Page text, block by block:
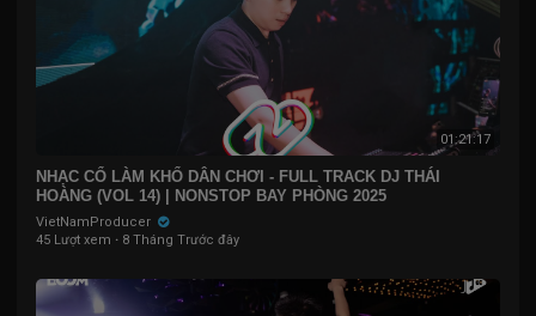
01:21:17
NHẠC CỔ LÀM KHỔ DÂN CHƠI - FULL TRACK DJ THÁI
HOÀNG (VOL 14) | NONSTOP BAY PHÒNG 2025
VietNamProducer
45 Lượt xem · 8 Tháng Trước đây